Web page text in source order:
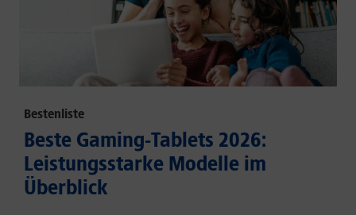
Bestenliste
Beste Gaming-Tablets 2026:
Leistungsstarke Modelle im
Überblick